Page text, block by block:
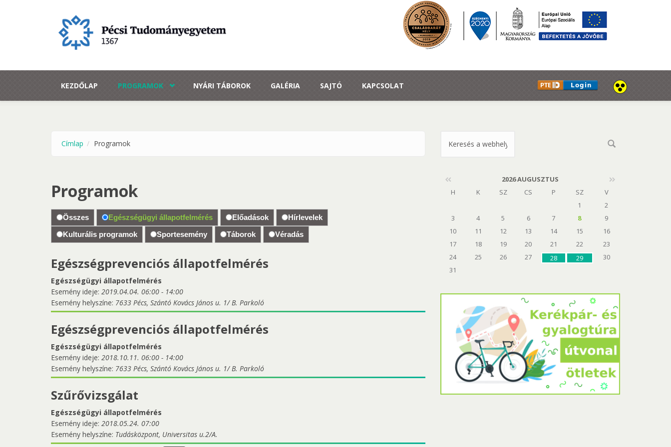
KEZDŐLAP PROGRAMOK NYÁRI TÁBOROK GALÉRIA SAJTÓ KAPCSOLAT
Címlap Programok
Programok
Összes Egészségügyi állapotfelmérés Előadások
Hírlevelek
Kulturális programok
Sportesemény Táborok Véradás
Egészségprevenciós állapotfelmérés
Egészségügyi állapotfelmérés
Esemény ideje: 2019.04.04. 06:00 - 14:00
Esemény helyszíne: 7633 Pécs, Szántó Kovács János u. 1/ B. Parkoló
Egészségprevenciós állapotfelmérés
Egészségügyi állapotfelmérés
Esemény ideje: 2018.10.11. 06:00 - 14:00
Esemény helyszíne: 7633 Pécs, Szántó Kovács János u. 1/ B. Parkoló
Szűrővizsgálat
Egészségügyi állapotfelmérés
Esemény ideje: 2018.05.24. 07:00
Esemény helyszíne: Tudásközpont, Universitas u.2/A.
Keresés űrlap
H K SZ CS P SZ
V
1
2
3
4 5 6 7 8
9
10
11 12 13 14 15
16
17
18 19 20 21 22
23
24
25 26 27 28 29
30
31
2026 AUGUSZTUS